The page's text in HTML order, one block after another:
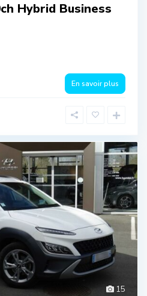
Hybrid Business
En savoir plus
15